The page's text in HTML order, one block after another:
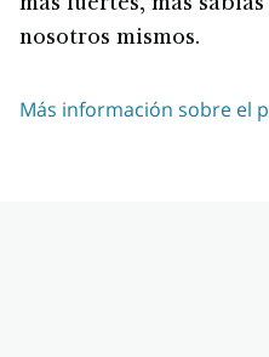
más fuertes, más
nosotros mismos.
Más información sobre el